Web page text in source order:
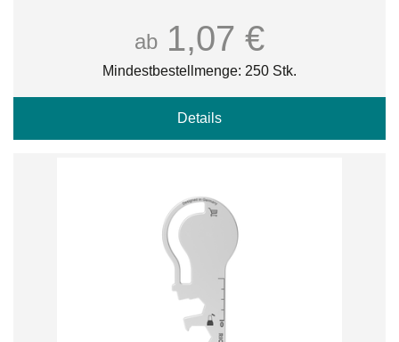
ab 1,07 €
Mindestbestellmenge: 250 Stk.
Details